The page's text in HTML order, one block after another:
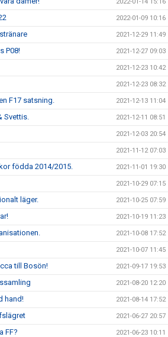
2022-01-09 10:16
2021-12-29 11:49
P08! 2021-12-27 09:03
2021-12-23 10:42
2021-12-23 08:32
F17 satsning. 2021-12-13 11:04
Svettis. 2021-12-11 08:51
2021-12-03 20:54
2021-11-12 07:03
födda 2014/2015. 2021-11-01 19:30
2021-10-29 07:15
läger. 2021-10-25 07:59
2021-10-19 11:23
2021-10-08 17:52
2021-10-07 11:45
till Bosön! 2021-09-17 19:53
2021-08-20 12:20
hand! 2021-08-14 17:52
2021-06-27 20:57
FF? 2021-06-23 10:11